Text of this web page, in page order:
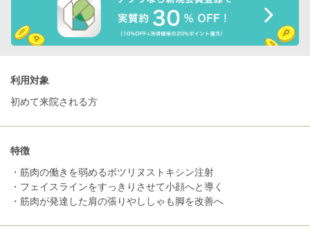
利用対象
初めて来院される方
特徴
・筋肉の働きを弱めるボツリヌストキシン注射
・フェイスラインをすっきりさせて小顔へと導く
・筋肉が発達した肩の張りやししゃも脚を改善へ